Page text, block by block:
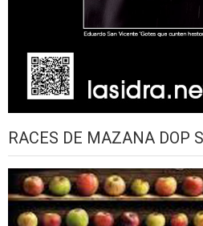
RACES DE MAZANA DOP